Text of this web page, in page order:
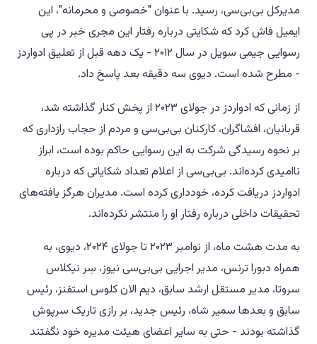
مدیرکل بی‌بی‌سی، رسید. با عنوان "خصوصی و محرمانه"، این
ایمیل فاش کرد که شکایتی درباره رفتار این مجری خبر در پی
رسوایی جیمی سویل در سال ۲۰۱۲ - یک دهه قبل از تعلیق ادواردز
- مطرح شده است. دیوی سه دقیقه بعد پاسخ داد.
از زمانی که ادواردز در جولای ۲۰۲۳ از پخش کنار گذاشته شد،
قربانیان، افشاگران، کارکنان بی‌بی‌سی و مردم از حجاب رازداری که
بر نحوه رسیدگی شرکت به این رسوایی حاکم بوده است، ابراز
ناامیدی کرده‌اند. بی‌بی‌سی از اعلام تعداد شکایاتی که درباره
ادواردز دریافت کرده، خودداری کرده است. مدیران هرگز یافته‌های
تحقیقات داخلی درباره رفتار او را منتشر نکرده‌اند.
به مدت هشت ماه، از نوامبر ۲۰۲۳ تا جولای ۲۰۲۴، دیوی، به
همراه دبورا ترنس، مدیر اجرایی بی‌بی‌سی نیوز، سِر نیکلاس
سروتا، مدیر مستقل ارشد سابق، دیم الان کلوس استفنز، رئیس
سابق و بعدها سمیر شاه، رئیس جدید، بر رازی تاریک سرپوش
گذاشته بودند - حتی به سایر اعضای هیئت مدیره خود نگفتند